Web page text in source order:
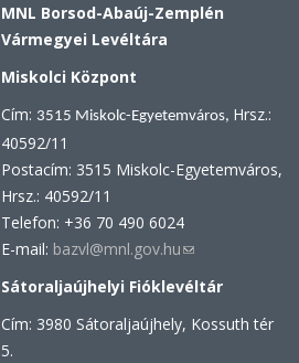
MNL Borsod-Abaúj-Zemplén
Vármegyei Levéltára
Miskolci Központ
Cím: 3515 Miskolc-Egyetemváros, Hrsz.:
40592/11
Postacím: 3515 Miskolc-Egyetemváros,
Hrsz.: 40592/11
Telefon: +36 70 490 6024
E-mail: bazvl@mnl.gov.hu(link
sends
mail)
Sátoraljaújhelyi Fióklevéltár
Cím: 3980 Sátoraljaújhely, Kossuth tér
5.